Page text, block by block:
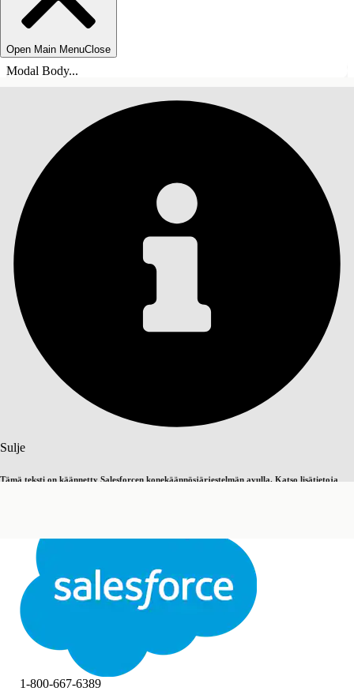
Open Main MenuClose
Modal Body...
Sulje
Tämä teksti on käännetty Salesforcen konekäännösjärjestelmän avulla. Katso lisätietoja
Sulje
SISÄLLYSLUETTELO
1-800-667-6389